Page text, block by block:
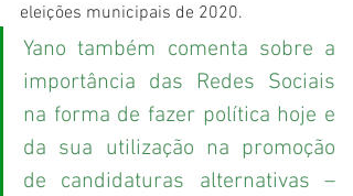
eleições municipais de 2020.
Yano também comenta sobre a
importância das Redes Sociais
na forma de fazer política hoje e
da sua utilização na promoção
de candidaturas alternativas –